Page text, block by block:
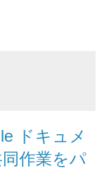
ドキュメ
作業をパ